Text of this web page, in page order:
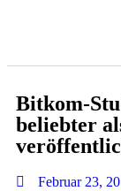
Bitkom-
beliebter
Februar 23,